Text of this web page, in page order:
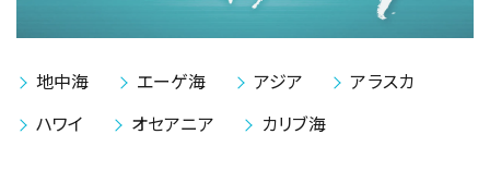
地中海 エーゲ海 アジア
アラスカ
ハワイ
オセアニア カリブ海